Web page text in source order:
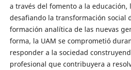
a través del fomento a la educación,
desafiando la transformación social
formación analítica de las nuevas
forma, la UAM se comprometió
responder a la sociedad
profesional que contribuyera a